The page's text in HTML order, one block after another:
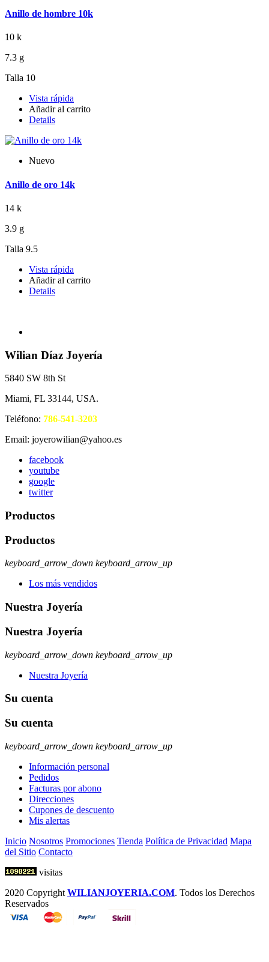
Anillo de hombre 10k
10 k
7.3 g
Talla 10
Vista rápida
Añadir al carrito
Details
Nuevo
Anillo de oro 14k
14 k
3.9 g
Talla 9.5
Vista rápida
Añadir al carrito
Details
Wilian Díaz Joyería
5840 SW 8th St
Miami, FL 33144, USA.
Teléfono: 786-541-3203
Email: joyerowilian@yahoo.es
facebook
youtube
google
twitter
Productos
Productos
keyboard_arrow_down keyboard_arrow_up
Los más vendidos
Nuestra Joyería
Nuestra Joyería
keyboard_arrow_down keyboard_arrow_up
Nuestra Joyería
Su cuenta
Su cuenta
keyboard_arrow_down keyboard_arrow_up
Información personal
Pedidos
Facturas por abono
Direcciones
Cupones de descuento
Mis alertas
Inicio Nosotros Promociones Tienda Política de Privacidad Mapa
del Sitio Contacto
visitas
2020 Copyright WILIANJOYERIA.COM. Todos los Derechos
Reservados